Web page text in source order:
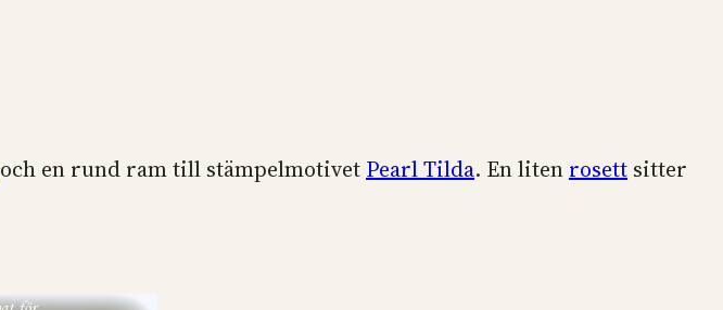
och en rund ram till stämpelmotivet Pearl Tilda. En liten rosett sitter